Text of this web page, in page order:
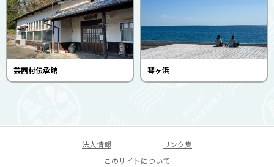
芸西村伝承館 琴ヶ浜
法人情報
リンク集
このサイトについて